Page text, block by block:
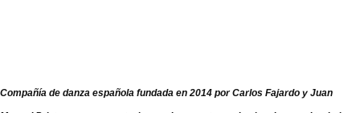
Compañía de danza española fundada en 2014 por Carlos Fajardo y Juan